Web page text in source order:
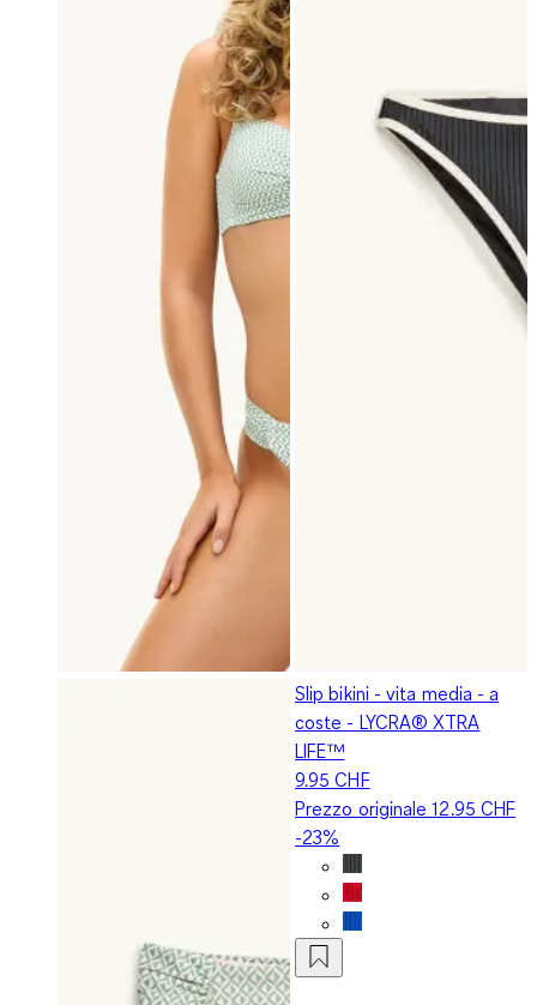
Slip bikini - vita media - a
coste - LYCRA® XTRA
LIFE™
9.95 CHF
Prezzo originale12.95 CHF
-23%